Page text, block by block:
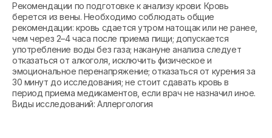
Рекомендации по подготовке к анализу крови: Кровь
берется из вены. Необходимо соблюдать общие
рекомендации: кровь сдается утром натощак или не ранее,
чем через 2–4 часа после приема пищи; допускается
употребление воды без газа; накануне анализа следует
отказаться от алкоголя, исключить физическое и
эмоциональное перенапряжение; отказаться от курения за
30 минут до исследования; не стоит сдавать кровь в
период приема медикаментов, если врач не назначил иное.
Виды исследований: Аллергология